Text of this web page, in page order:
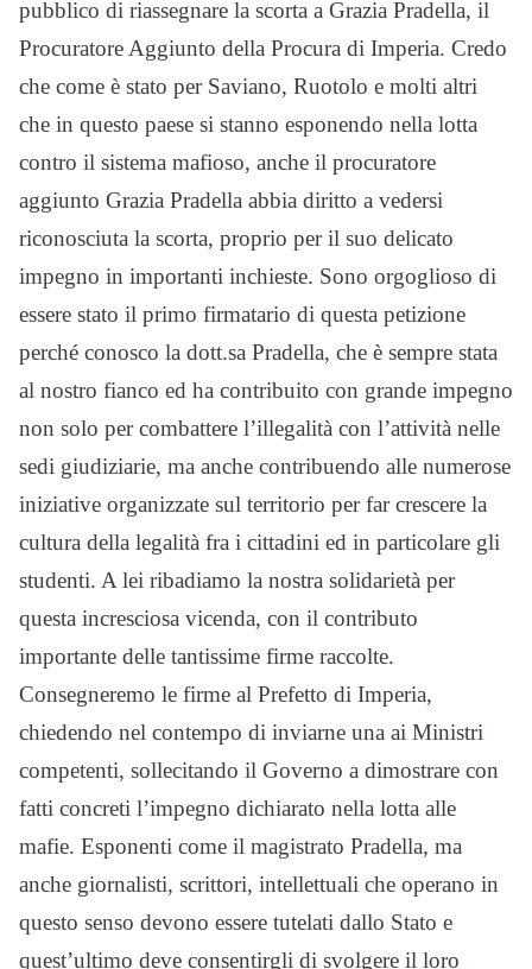
pubblico di riassegnare la scorta a Grazia Pradella, il
Procuratore Aggiunto della Procura di Imperia. Credo
che come è stato per Saviano, Ruotolo e molti altri
che in questo paese si stanno esponendo nella lotta
contro il sistema mafioso, anche il procuratore
aggiunto Grazia Pradella abbia diritto a vedersi
riconosciuta la scorta, proprio per il suo delicato
impegno in importanti inchieste. Sono orgoglioso di
essere stato il primo firmatario di questa petizione
perché conosco la dott.sa Pradella, che è sempre stata
al nostro fianco ed ha contribuito con grande impegno
non solo per combattere l’illegalità con l’attività nelle
sedi giudiziarie, ma anche contribuendo alle numerose
iniziative organizzate sul territorio per far crescere la
cultura della legalità fra i cittadini ed in particolare gli
studenti. A lei ribadiamo la nostra solidarietà per
questa incresciosa vicenda, con il contributo
importante delle tantissime firme raccolte.
Consegneremo le firme al Prefetto di Imperia,
chiedendo nel contempo di inviarne una ai Ministri
competenti, sollecitando il Governo a dimostrare con
fatti concreti l’impegno dichiarato nella lotta alle
mafie. Esponenti come il magistrato Pradella, ma
anche giornalisti, scrittori, intellettuali che operano in
questo senso devono essere tutelati dallo Stato e
quest’ultimo deve consentirgli di svolgere il loro